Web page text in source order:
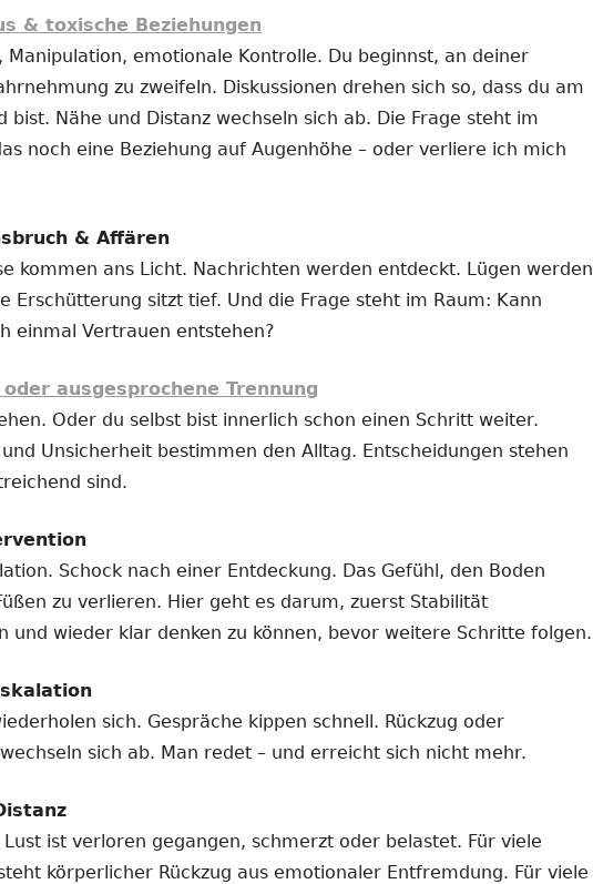
& toxische Beziehungen
Manipulation, emotionale Kontrolle. Du beginnst, an deiner
zu zweifeln. Diskussionen drehen sich so, dass du am
bist. Nähe und Distanz wechseln sich ab. Die Frage steht im
noch eine Beziehung auf Augenhöhe – oder verliere ich mich
& Affären
kommen ans Licht. Nachrichten werden entdeckt. Lügen werden
Erschütterung sitzt tief. Und die Frage steht im Raum: Kann
einmal Vertrauen entstehen?
ausgesprochene Trennung
Oder du selbst bist innerlich schon einen Schritt weiter.
Unsicherheit bestimmen den Alltag. Entscheidungen stehen
sind.
Schock nach einer Entdeckung. Das Gefühl, den Boden
zu verlieren. Hier geht es darum, zuerst Stabilität
und wieder klar denken zu können, bevor weitere Schritte folgen.
sich. Gespräche kippen schnell. Rückzug oder
sich ab. Man redet – und erreicht sich nicht mehr.
ist verloren gegangen, schmerzt oder belastet. Für viele
körperlicher Rückzug aus emotionaler Entfremdung. Für viele